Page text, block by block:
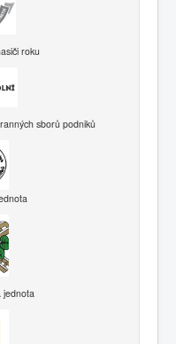
roku
sborů podniků
jednota